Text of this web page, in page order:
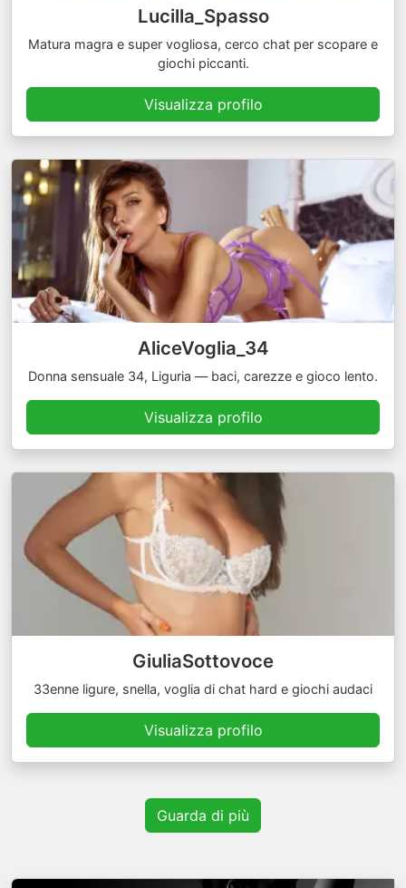
Lucilla_Spasso
Matura magra e super vogliosa, cerco chat per scopare e
giochi piccanti.
Visualizza profilo
AliceVoglia_34
Donna sensuale 34, Liguria — baci, carezze e gioco lento.
Visualizza profilo
GiuliaSottovoce
33enne ligure, snella, voglia di chat hard e giochi audaci
Visualizza profilo
Guarda di più